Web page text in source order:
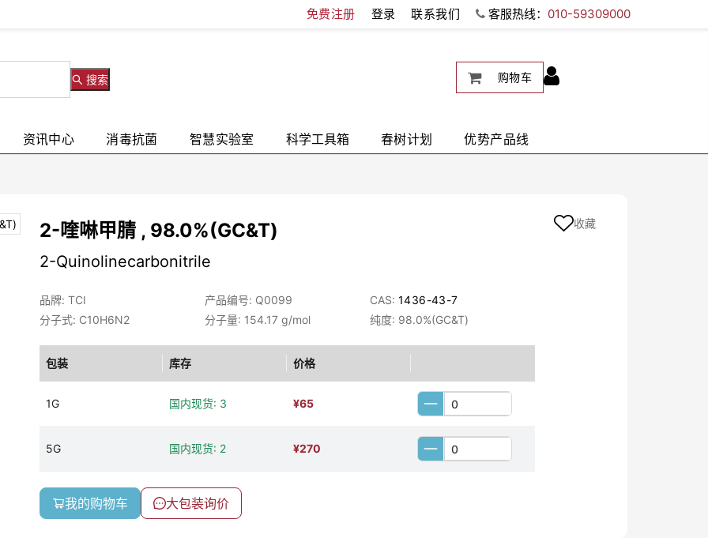
免费注册 登录 联系我们 客服热线： 010-59309000
搜索 购物车
资讯中心 消毒抗菌 智慧实验室 科学工具箱 春树计划 优势产品线
2-喹啉甲腈 , 98.0%(GC&T)
2-Quinolinecarbonitrile
品牌: TCI 产品编号: Q0099 CAS: 1436-43-7
分子式: C10H6N2
分子量: 154.17 g/mol 纯度: 98.0%(GC&T)
包装 库存 价格
1G 国内现货: 3 ¥65
5G 国内现货: 2 ¥270
我的购物车 大包装询价
收藏